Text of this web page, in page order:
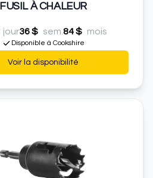
FUSIL À CHALEUR
jour36 $ sem. 84 $ mois
Disponible à Cookshire
Voir la disponibilité